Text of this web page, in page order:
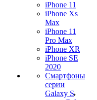
iPhone 11
iPhone Xs
Max
iPhone 11
Pro Max
iPhone XR
iPhone SE
2020
Смартфоны
серии
Galaxy S